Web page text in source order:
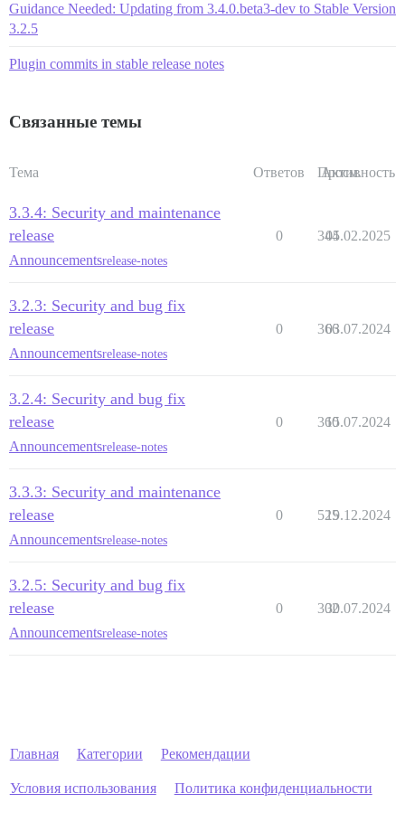
Guidance Needed: Updating from 3.4.0.beta3-dev to Stable Version
3.2.5
Plugin commits in stable release notes
Связанные темы
Тема Ответов Просм.
Активность
3.3.4: Security and maintenance
release
Announcementsrelease-notes
0 344
05.02.2025
3.2.3: Security and bug fix
release
Announcementsrelease-notes
0 366
03.07.2024
3.2.4: Security and bug fix
release
Announcementsrelease-notes
0 360
15.07.2024
3.3.3: Security and maintenance
release
Announcementsrelease-notes
0 525
19.12.2024
3.2.5: Security and bug fix
release
Announcementsrelease-notes
0 302
30.07.2024
Главная Категории Рекомендации
Условия использования Политика конфиденциальности